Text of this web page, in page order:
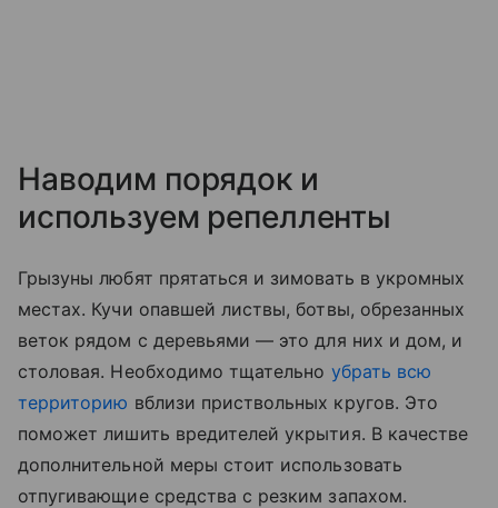
Наводим порядок и
используем репелленты
Грызуны любят прятаться и зимовать в укромных
местах. Кучи опавшей листвы, ботвы, обрезанных
веток рядом с деревьями — это для них и дом, и
столовая. Необходимо тщательно убрать всю
территорию вблизи приствольных кругов. Это
поможет лишить вредителей укрытия. В качестве
дополнительной меры стоит использовать
отпугивающие средства с резким запахом.